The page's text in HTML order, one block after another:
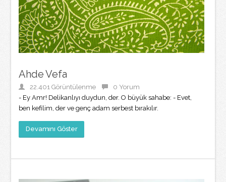
Ahde Vefa
22.401 Görüntülenme
0 Yorum
- Ey Amr! Delikanlıyı duydun, der. O büyük sahabe: - Evet,
ben kefilim, der ve genç adam serbest bırakılır.
Devamını Göster